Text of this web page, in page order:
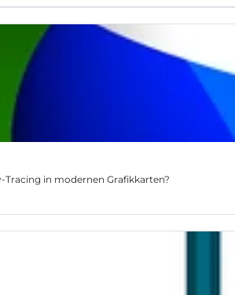
in modernen Grafikkarten?